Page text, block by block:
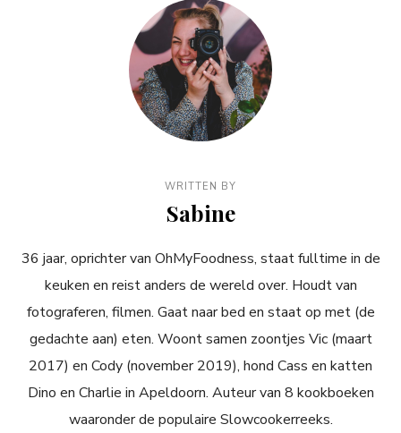
WRITTEN BY
Sabine
36 jaar, oprichter van OhMyFoodness, staat fulltime in de
keuken en reist anders de wereld over. Houdt van
fotograferen, filmen. Gaat naar bed en staat op met (de
gedachte aan) eten. Woont samen zoontjes Vic (maart
2017) en Cody (november 2019), hond Cass en katten
Dino en Charlie in Apeldoorn. Auteur van 8 kookboeken
waaronder de populaire Slowcookerreeks.